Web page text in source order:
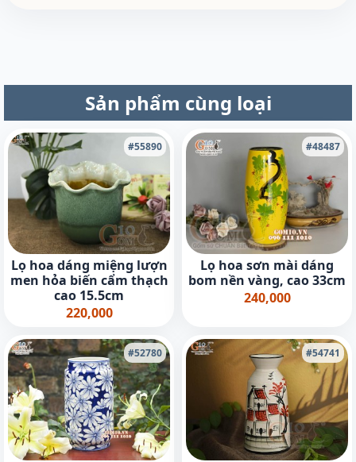
Sản phẩm cùng loại
#55890
Lọ hoa dáng miệng lượn
men hỏa biến cẩm thạch
cao 15.5cm
220,000
#48487
Lọ hoa sơn mài dáng
bom nền vàng, cao 33cm
240,000
#52780 #54741